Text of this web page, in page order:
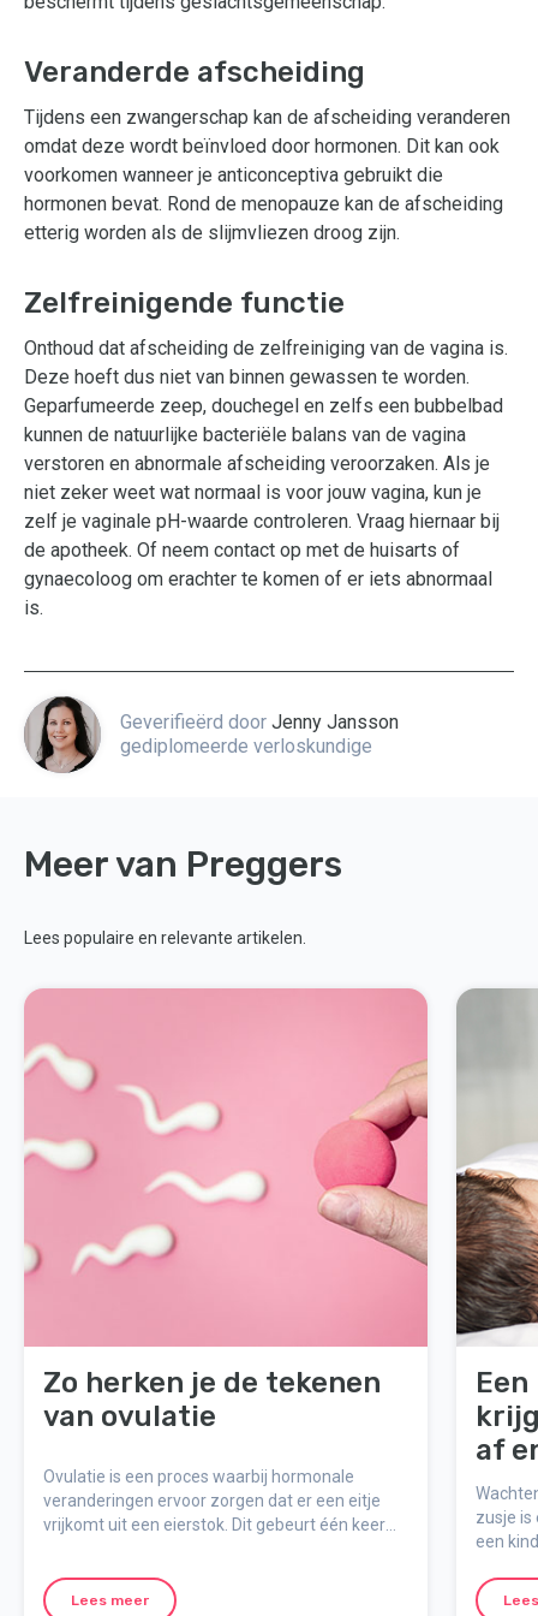
Veranderde afscheiding
Tijdens een zwangerschap kan de afscheiding veranderen
omdat deze wordt beïnvloed door hormonen. Dit kan ook
voorkomen wanneer je anticonceptiva gebruikt die
hormonen bevat. Rond de menopauze kan de afscheiding
etterig worden als de slijmvliezen droog zijn.
Zelfreinigende functie
Onthoud dat afscheiding de zelfreiniging van de vagina is.
Deze hoeft dus niet van binnen gewassen te worden.
Geparfumeerde zeep, douchegel en zelfs een bubbelbad
kunnen de natuurlijke bacteriële balans van de vagina
verstoren en abnormale afscheiding veroorzaken. Als je
niet zeker weet wat normaal is voor jouw vagina, kun je
zelf je vaginale pH-waarde controleren. Vraag hiernaar bij
de apotheek. Of neem contact op met de huisarts of
gynaecoloog om erachter te komen of er iets abnormaal
is.
Geverifieërd door Jenny Jansson
gediplomeerde verloskundige
Meer van Preggers
Lees populaire en relevante artikelen.
Zo herken je de tekenen
van ovulatie
Ovulatie is een proces waarbij hormonale
veranderingen ervoor zorgen dat er een eitje
vrijkomt uit een eierstok. Dit gebeurt één keer
16 dagen vóór de volgende menstruatie plaats.
De exacte dag waarop je ovuleert is afhankelijk
Lees meer
af
zusje is
een